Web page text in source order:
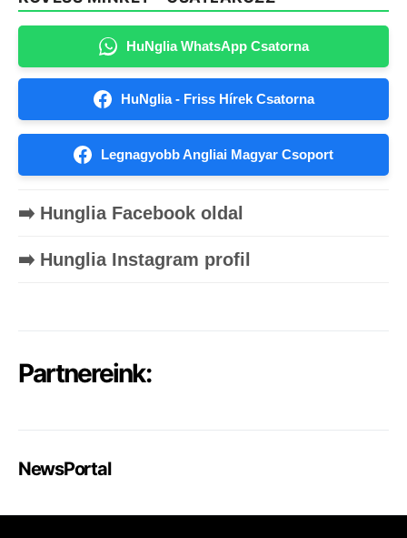
HuNglia WhatsApp Csatorna
HuNglia - Friss Hírek Csatorna
Legnagyobb Angliai Magyar Csoport
➡️ Hunglia Facebook oldal
➡️ Hunglia Instagram profil
Partnereink:
NewsPortal